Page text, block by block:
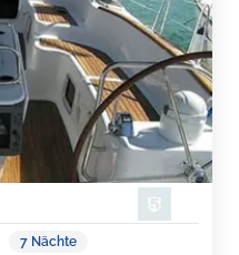
7 Nächte